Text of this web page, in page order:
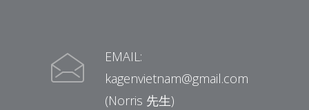
EMAIL:
kagenvietnam@gmail.com
(Norris 先生)